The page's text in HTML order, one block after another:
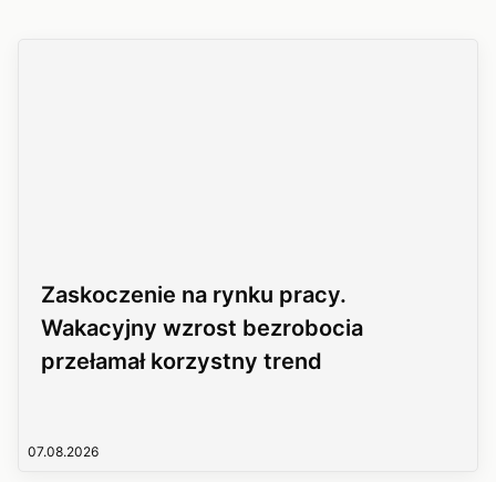
Zaskoczenie na rynku pracy.
Wakacyjny wzrost bezrobocia
przełamał korzystny trend
07.08.2026